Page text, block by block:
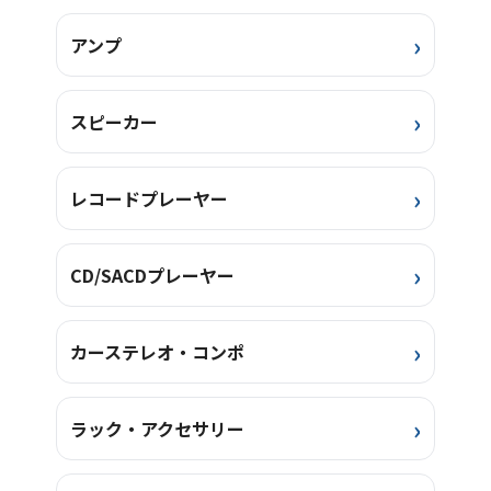
アンプ
スピーカー
レコードプレーヤー
CD/SACDプレーヤー
カーステレオ・コンポ
ラック・アクセサリー